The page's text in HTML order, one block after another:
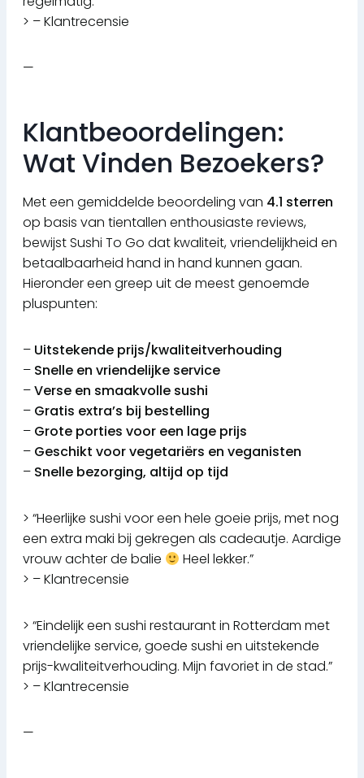
> – Klantrecensie
—
Klantbeoordelingen:
Wat Vinden Bezoekers?
Met een gemiddelde beoordeling van 4.1 sterren
op basis van tientallen enthousiaste reviews,
bewijst Sushi To Go dat kwaliteit, vriendelijkheid en
betaalbaarheid hand in hand kunnen gaan.
Hieronder een greep uit de meest genoemde
pluspunten:
– Uitstekende prijs/kwaliteitverhouding
– Snelle en vriendelijke service
–Verse en smaakvolle sushi
– Gratis extra’s bij bestelling
– Grote porties voor een lage prijs
– Geschikt voor vegetariërs en veganisten
– Snelle bezorging, altijd op tijd
> “Heerlijke sushi voor een hele goeie prijs, met nog
een extra maki bij gekregen als cadeautje. Aardige
vrouw achter de balie
Heel lekker.”
> – Klantrecensie
> “Eindelijk een sushi restaurant in Rotterdam met
vriendelijke service, goede sushi en uitstekende
prijs-kwaliteitverhouding. Mijn favoriet in de stad.”
> – Klantrecensie
—